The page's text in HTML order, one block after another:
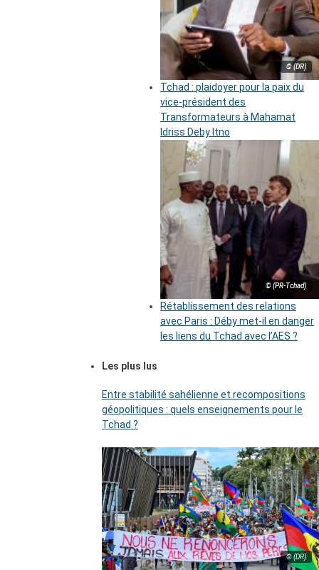
© (DR)
Tchad : plaidoyer pour la paix du
vice-président des
Transformateurs à Mahamat
Idriss Deby Itno
© (PR-Tchad)
Rétablissement des relations
avec Paris : Déby met-il en danger
les liens du Tchad avec l’AES ?
Les plus lus
Entre stabilité sahélienne et recompositions
géopolitiques : quels enseignements pour le
Tchad ?
© (DR)